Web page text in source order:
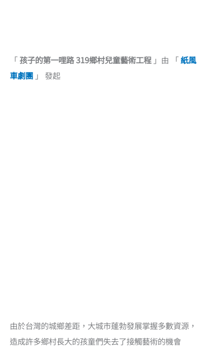
「孩子的第一哩路 319鄉村兒童藝術工程 」由 「紙風
車劇團 」 發起
由於台灣的城鄉差距，大城市蓬勃發展掌握多數資源，
造成許多鄉村長大的孩童們失去了接觸藝術的機會